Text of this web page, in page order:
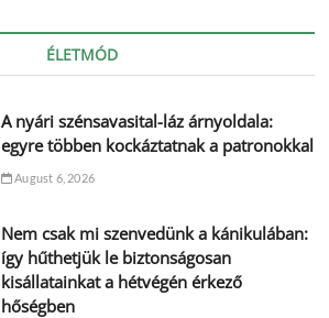
ÉLETMÓD
A nyári szénsavasital-láz árnyoldala:
egyre többen kockáztatnak a patronokkal
August 6, 2026
Nem csak mi szenvedünk a kánikulában:
így hűthetjük le biztonságosan
kisállatainkat a hétvégén érkező
hőségben